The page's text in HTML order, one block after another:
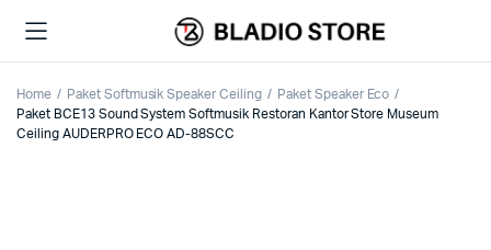
Home Paket Softmusik Speaker Ceiling
Paket Speaker Eco
Paket BCE13 Sound System Softmusik Restoran Kantor Store Museum
Ceiling AUDERPRO ECO AD-88SCC